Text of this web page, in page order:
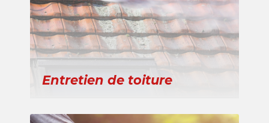
Entretien de toiture